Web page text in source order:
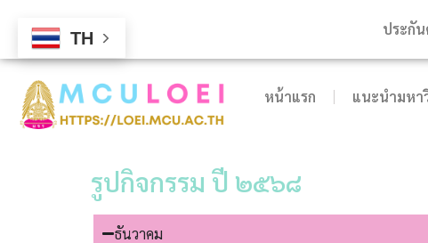
ประกั
หน้าแรก แนะนำมหา
รูปกิจกรรม ปี ๒๕๖๘
ธันวาคม
TH